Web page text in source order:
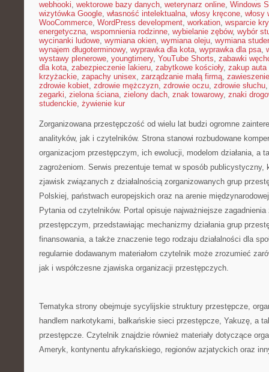
webhooki, wektorowe bazy danych, weterynarz online, Windows
wizytówka Google, własność intelektualna, włosy kręcone, włosy
WooCommerce, WordPress development, workation, wsparcie
energetyczna, wspomnienia rodzinne, wybielanie zębów, wybór
wycinanki ludowe, wymiana okien, wymiana oleju, wymiana
wynajem długoterminowy, wyprawka dla kota, wyprawka dla psa,
wystawy plenerowe, youngtimery, YouTube Shorts, zabawki
dla kota, zabezpieczenie lakieru, zabytkowe kościoły, zakup auta
krzyżackie, zapachy unisex, zarządzanie małą firmą, zawieszenie
zdrowie kobiet, zdrowie mężczyzn, zdrowie oczu, zdrowie słuchu
zegarki, zielona ściana, zielony dach, znak towarowy, znaki
studenckie, żywienie kur
Zorganizowana przestępczość od wielu lat budzi ogromne
analityków, jak i czytelników. Strona stanowi rozbudowane
organizacjom przestępczym, ich ewolucji, modelom działania, a
zagrożeniom. Serwis prezentuje temat w sposób publicystyczny,
zjawisk związanych z działalnością zorganizowanych grup
Polskiej, państwach europejskich oraz na arenie
Pytania od czytelników. Portal opisuje najważniejsze
przestępczym, przedstawiając mechanizmy działania grup
finansowania, a także znaczenie tego rodzaju działalności dla
regularnie dodawanym materiałom czytelnik może zrozumieć
jak i współczesne zjawiska organizacji przestępczych.
Tematyka strony obejmuje sycylijskie struktury przestępcze,
handlem narkotykami, bałkańskie sieci przestępcze, Yakuzę, a
przestępcze. Czytelnik znajdzie również materiały dotyczące
Ameryk, kontynentu afrykańskiego, regionów azjatyckich oraz